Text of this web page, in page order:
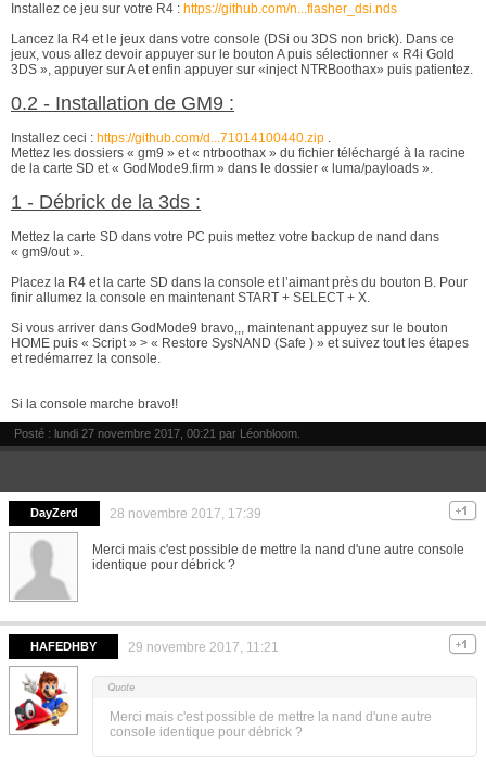
Installez ce jeu sur votre R4 : https://github.com/n...flasher_dsi.nds
Lancez la R4 et le jeux dans votre console (DSi ou 3DS non brick). Dans ce
jeux, vous allez devoir appuyer sur le bouton A puis sélectionner « R4i Gold
3DS », appuyer sur A et enfin appuyer sur «inject NTRBoothax» puis patientez.
0.2 - Installation de GM9 :
Installez ceci : https://github.com/d...71014100440.zip .
Mettez les dossiers « gm9 » et « ntrboothax » du fichier téléchargé à la racine
de la carte SD et « GodMode9.firm » dans le dossier « luma/payloads ».
1 - Débrick de la 3ds :
Mettez la carte SD dans votre PC puis mettez votre backup de nand dans
« gm9/out ».
Placez la R4 et la carte SD dans la console et l’aimant près du bouton B. Pour
finir allumez la console en maintenant START + SELECT + X.
Si vous arriver dans GodMode9 bravo,,, maintenant appuyez sur le bouton
HOME puis « Script » > « Restore SysNAND (Safe ) » et suivez tout les étapes
et redémarrez la console.
Si la console marche bravo!!
Posté : lundi 27 novembre 2017, 00:21 par Léonbloom
DayZerd 28 novembre 2017, 17:39
Merci mais c'est possible de mettre la nand d'une autre console
identique pour débrick ?
HAFEDHBY 29 novembre 2017, 11:21
Merci mais c'est possible de mettre la nand d'une autre
console identique pour débrick ?